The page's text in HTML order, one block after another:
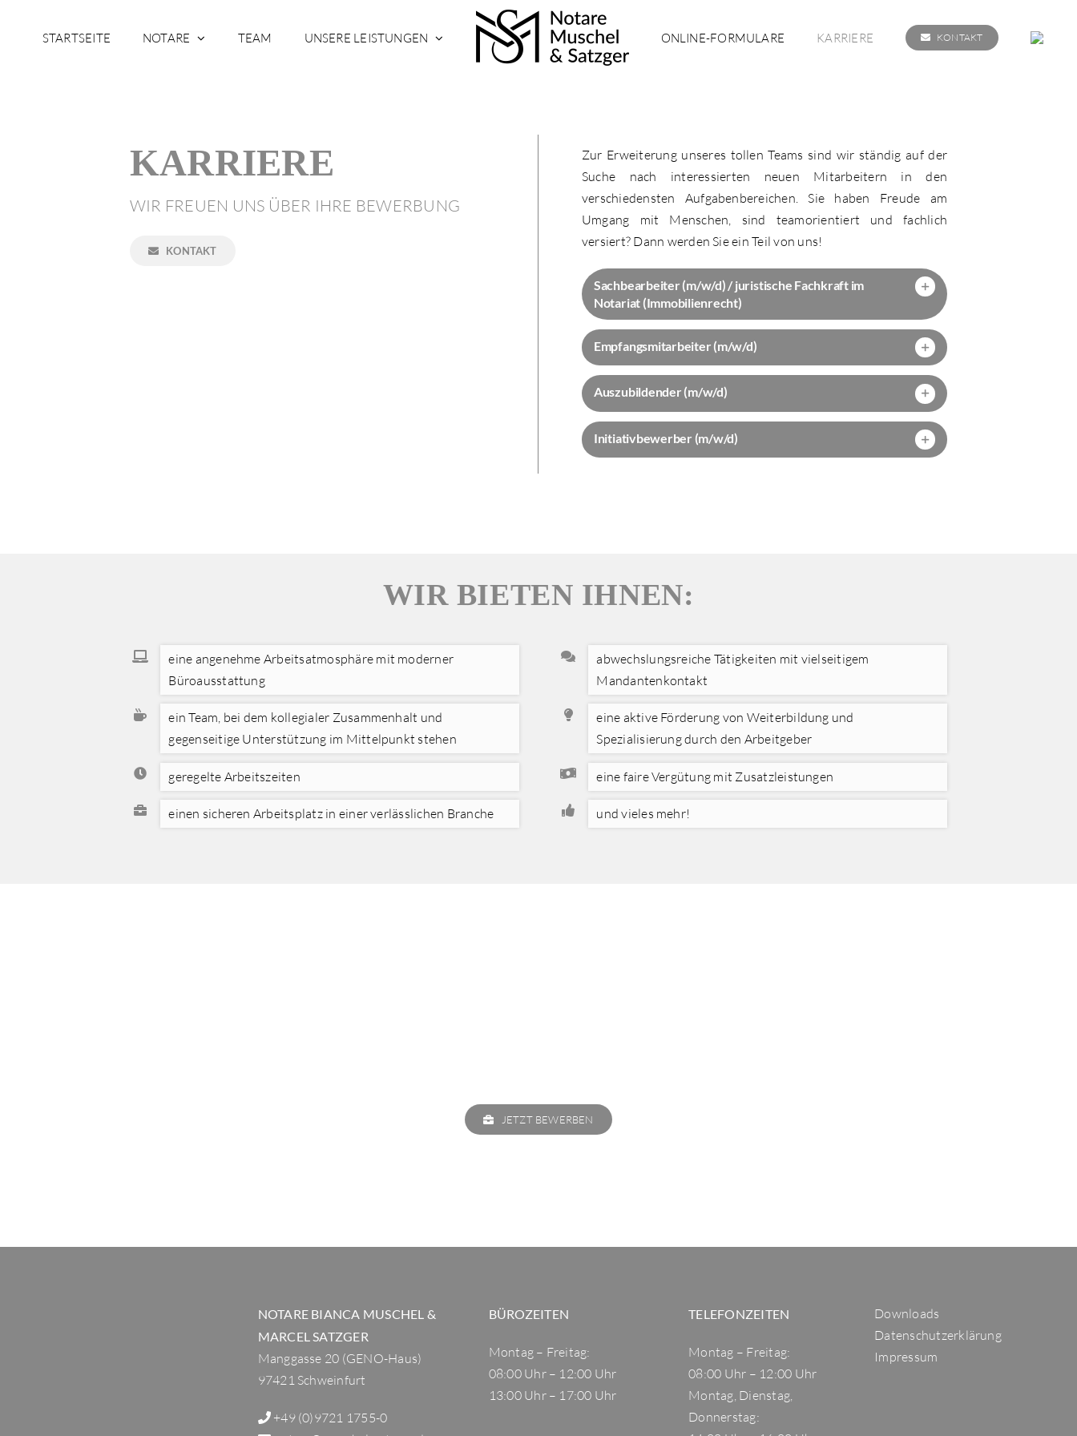
STARTSEITE NOTARE TEAM UNSERE LEISTUNGEN ONLINE-FORMULARE KARRIERE KONTAKT
KARRIERE
WIR FREUEN UNS ÜBER IHRE BEWERBUNG
KONTAKT
Zur Erweiterung unseres tollen Teams sind wir ständig auf der
Suche nach interessierten neuen Mitarbeitern in den
verschiedensten Aufgabenbereichen. Sie haben Freude am
Umgang mit Menschen, sind teamorientiert und fachlich
versiert? Dann werden Sie ein Teil von uns!
Sachbearbeiter (m/w/d) / juristische Fachkraft im
Notariat (Immobilienrecht)
Empfangsmitarbeiter (m/w/d)
Auszubildender (m/w/d)
Initiativbewerber (m/w/d)
WIR BIETEN IHNEN:
eine angenehme Arbeitsatmosphäre mit moderner
Büroausstattung
ein Team, bei dem kollegialer Zusammenhalt und
gegenseitige Unterstützung im Mittelpunkt stehen
geregelte Arbeitszeiten
einen sicheren Arbeitsplatz in einer verlässlichen Branche
abwechslungsreiche Tätigkeiten mit vielseitigem
Mandantenkontakt
eine aktive Förderung von Weiterbildung und
Spezialisierung durch den Arbeitgeber
eine faire Vergütung mit Zusatzleistungen
und vieles mehr!
JETZT BEWERBEN
NOTARE BIANCA MUSCHEL &
MARCEL SATZGER
Manggasse 20 (GENO-Haus)
97421 Schweinfurt
+49 (0)9721 1755-0
BÜROZEITEN
Montag – Freitag:
08:00 Uhr – 12:00 Uhr
13:00 Uhr – 17:00 Uhr
TELEFONZEITEN
Montag – Freitag:
08:00 Uhr – 12:00 Uhr
Montag, Dienstag,
Donnerstag:
Downloads
Datenschutzerklärung
Impressum